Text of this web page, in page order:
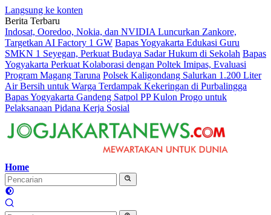
Langsung ke konten
Berita Terbaru
Indosat, Ooredoo, Nokia, dan NVIDIA Luncurkan Zankore,
Targetkan AI Factory 1 GW Bapas Yogyakarta Edukasi Guru
SMKN 1 Seyegan, Perkuat Budaya Sadar Hukum di Sekolah Bapas
Yogyakarta Perkuat Kolaborasi dengan Poltek Imipas, Evaluasi
Program Magang Taruna Polsek Kaligondang Salurkan 1.200 Liter
Air Bersih untuk Warga Terdampak Kekeringan di Purbalingga
Bapas Yogyakarta Gandeng Satpol PP Kulon Progo untuk
Pelaksanaan Pidana Kerja Sosial
Home